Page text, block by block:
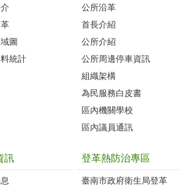
圖
統計
公所沿革
首長介紹
公所介紹
公所周邊停車資訊
組織架構
為民服務白皮書
區內機關學校
區內議員通訊
訊 登革熱防治專區
臺南市政府衛生局登革